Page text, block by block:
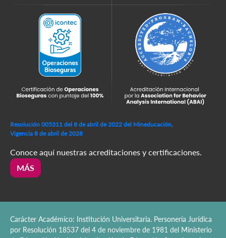
Resolución 005311 del 8 de abril de 2022 del Mineducación,
Vigencia 8 de abril de 2028
Conoce aquí nuestras acreditaciones y certificaciones.
MÁS
Carácter Académico: Institución Universitaria. Personería Jurídica
por Resolución 18537 del 4 de noviembre de 1981 del Ministerio